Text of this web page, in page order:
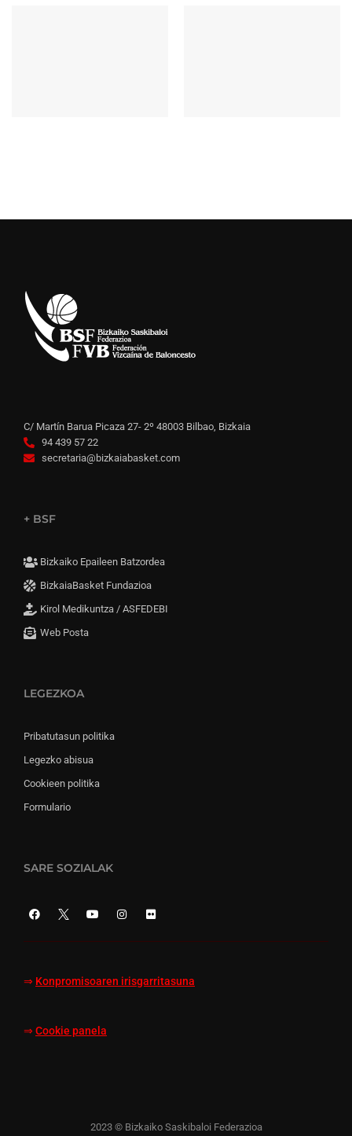
C/ Martín Barua Picaza 27- 2º 48003 Bilbao, Bizkaia
94 439 57 22
secretaria@bizkaiabasket.com
+ BSF
Bizkaiko Epaileen Batzordea
BizkaiaBasket Fundazioa
Kirol Medikuntza / ASFEDEBI
Web Posta
LEGEZKOA
Pribatutasun politika
Legezko abisua
Cookieen politika
Formulario
SARE SOZIALAK
⇒ Konpromisoaren irisgarritasuna
⇒ Cookie panela
2023 © Bizkaiko Saskibaloi Federazioa